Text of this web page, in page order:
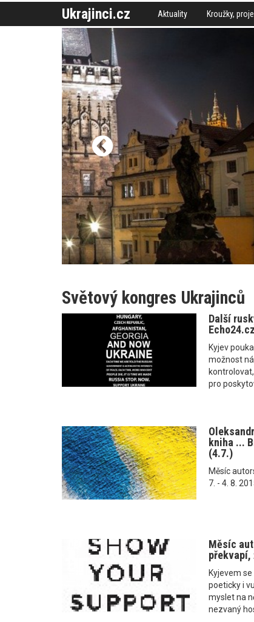
Ukrajinci.cz Aktuality Kroužky,
Světový kongres Ukrajinců
Další
Kyjev
možnost
pro
kniha ...
(4.7.)
Měsíc
7. - 4. 8.
Měsíc
překvapí,
Kyjevem
poeticky i
myslet na
nezvaný